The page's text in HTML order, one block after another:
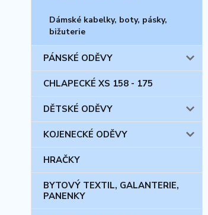
Dámské kabelky, boty, pásky,
bižuterie
PÁNSKÉ ODĚVY
CHLAPECKÉ XS 158 - 175
DĚTSKÉ ODĚVY
KOJENECKÉ ODĚVY
HRAČKY
BYTOVÝ TEXTIL, GALANTERIE,
PANENKY